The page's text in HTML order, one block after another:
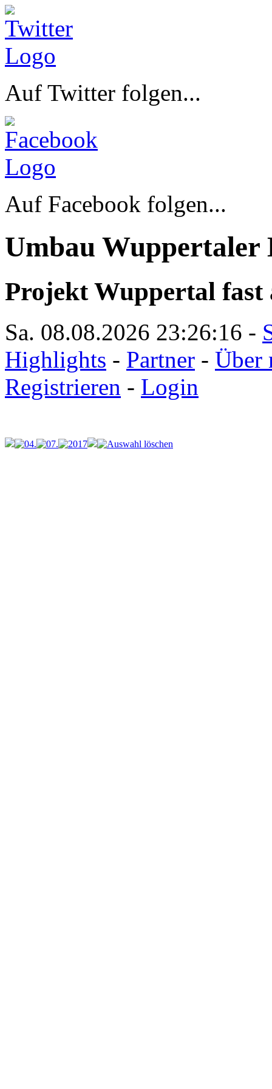
Auf Twitter folgen...
Auf Facebook folgen...
Umbau Wuppertaler
Projekt Wuppertal fast
Sa. 08.08.2026 23:26:16 -
Highlights - Partner - Über
Registrieren - Login